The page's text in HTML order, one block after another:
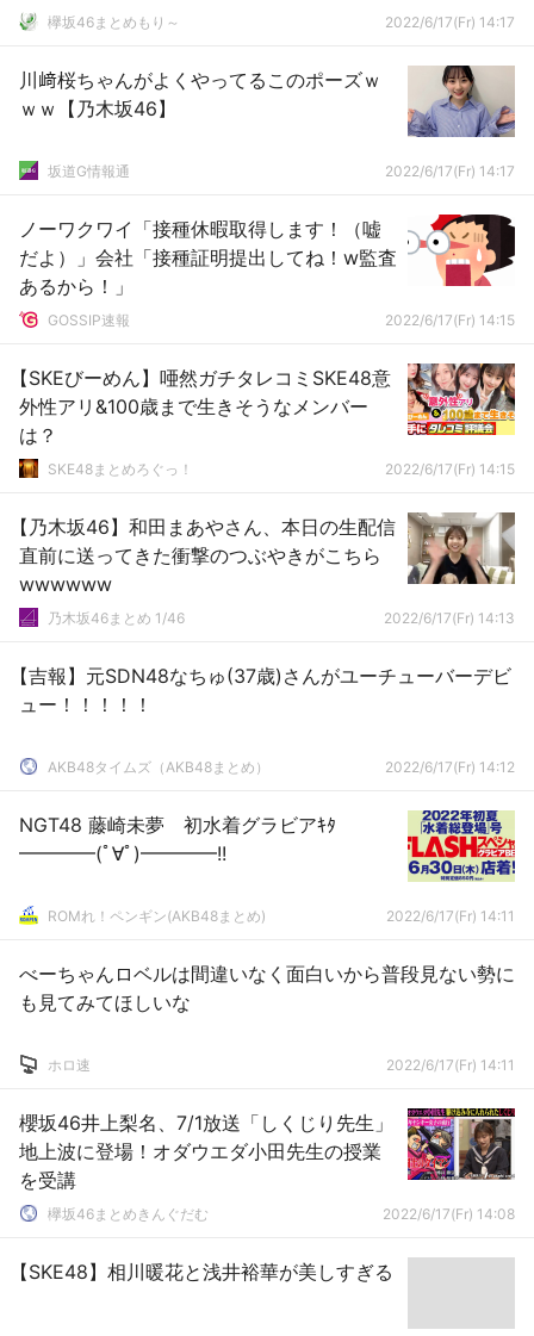
欅坂46まとめもり～ 2022/6/17(Fr) 14:17
川﨑桜ちゃんがよくやってるこのポーズｗ
ｗｗ【乃木坂46】
坂道G情報通 2022/6/17(Fr) 14:17
ノーワクワイ「接種休暇取得します！（嘘
だよ）」会社「接種証明提出してね！w監査
あるから！」
GOSSIP速報 2022/6/17(Fr) 14:15
【SKEびーめん】唖然ガチタレコミSKE48意
外性アリ&100歳まで生きそうなメンバー
は？
SKE48まとめろぐっ！ 2022/6/17(Fr) 14:15
【乃木坂46】和田まあやさん、本日の生配信
直前に送ってきた衝撃のつぶやきがこちら
wwwwww
乃木坂46まとめ 1/46 2022/6/17(Fr) 14:13
【吉報】元SDN48なちゅ(37歳)さんがユーチューバーデビ
ュー！！！！！
AKB48タイムズ（AKB48まとめ） 2022/6/17(Fr) 14:12
NGT48 藤崎未夢 初水着グラビアｷﾀ
━━━━(ﾟ∀ﾟ)━━━━!!
ROMれ！ペンギン(AKB48まとめ) 2022/6/17(Fr) 14:11
べーちゃんロベルは間違いなく面白いから普段見ない勢に
も見てみてほしいな
ホロ速 2022/6/17(Fr) 14:11
櫻坂46井上梨名、7/1放送「しくじり先生」
地上波に登場！オダウエダ小田先生の授業
を受講
欅坂46まとめきんぐだむ 2022/6/17(Fr) 14:08
【SKE48】相川暖花と浅井裕華が美しすぎる